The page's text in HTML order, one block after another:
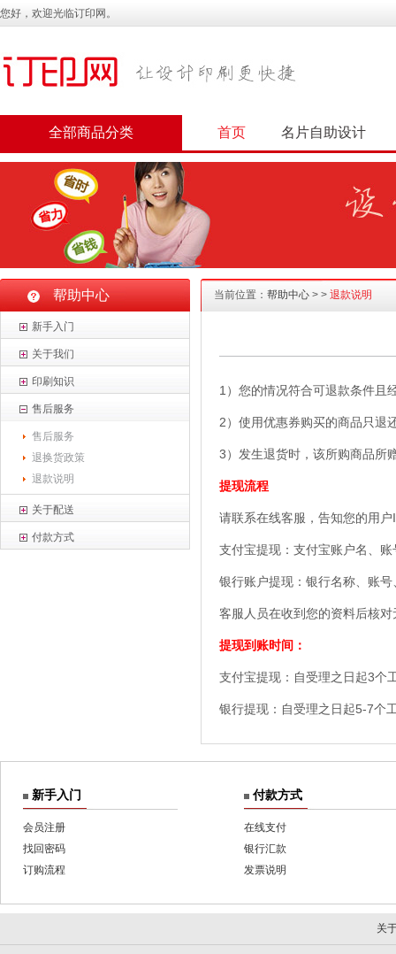
您好，欢迎光临订印网。
全部商品分类 首页 名片自助设计
帮助中心
新手入门
关于我们
印刷知识
售后服务
售后服务
退换货政策
退款说明
关于配送
付款方式
当前位置： 帮助中心 > > 退款说明
1）您的情况符合可退款条件且
2）使用优惠券购买的商品只
3）发生退货时，该所购商品所
提现流程
请联系在线客服，告知您的用
支付宝提现：支付宝账户名、账
银行账户提现：银行名称、账号
客服人员在收到您的资料后核
提现到账时间：
支付宝提现：自受理之日起3个
银行提现：自受理之日起5-7个
新手入门
会员注册
找回密码
订购流程
付款方式
在线支付
银行汇款
发票说明
关